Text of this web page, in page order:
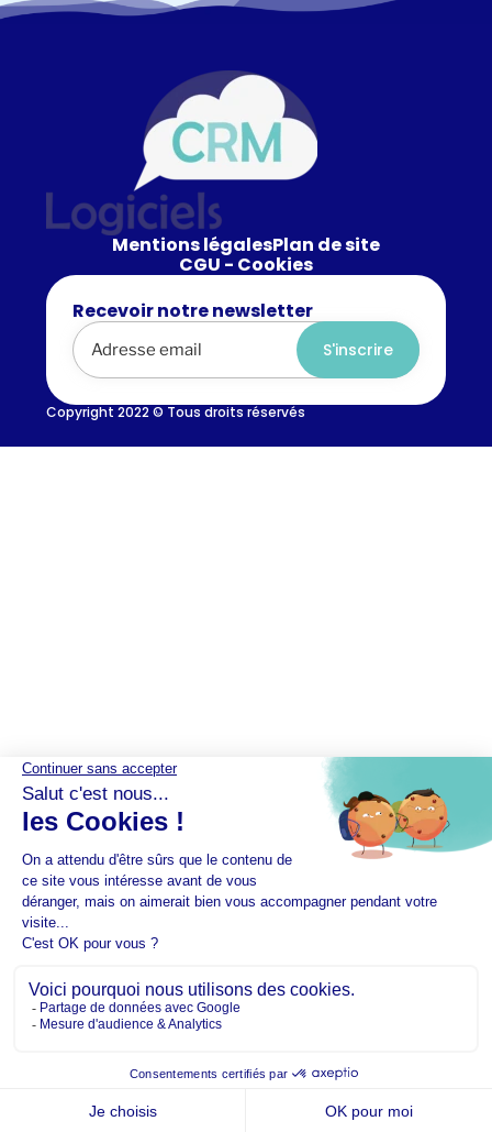
Mentions légalesPlan de site
CGU - Cookies
Recevoir notre newsletter
Copyright 2022 © Tous droits réservés